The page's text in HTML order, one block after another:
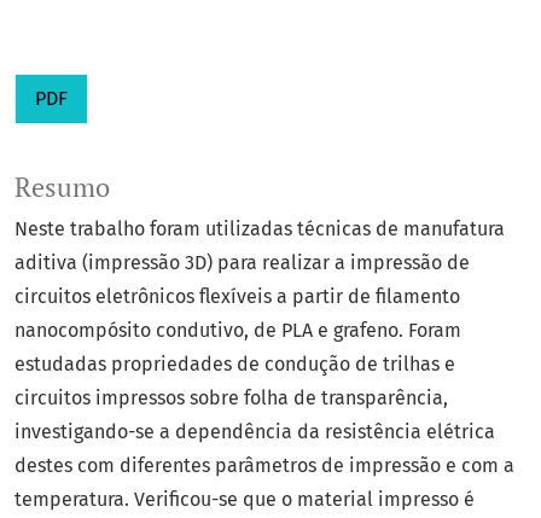
PDF
Resumo
Neste trabalho foram utilizadas técnicas de manufatura
aditiva (impressão 3D) para realizar a impressão de
circuitos eletrônicos flexíveis a partir de filamento
nanocompósito condutivo, de PLA e grafeno. Foram
estudadas propriedades de condução de trilhas e
circuitos impressos sobre folha de transparência,
investigando-se a dependência da resistência elétrica
destes com diferentes parâmetros de impressão e com a
temperatura. Verificou-se que o material impresso é